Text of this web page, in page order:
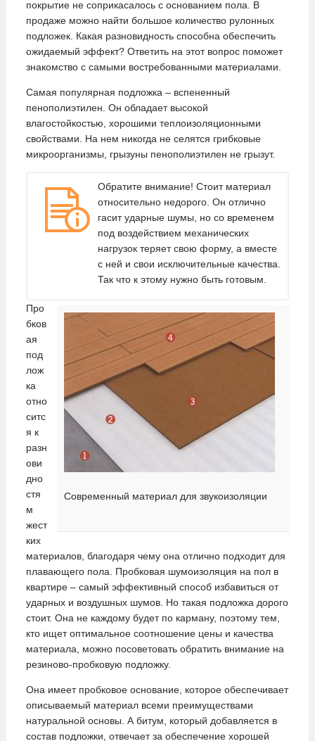
покрытие не соприкасалось с основанием пола. В
продаже можно найти большое количество рулонных
подложек. Какая разновидность способна обеспечить
ожидаемый эффект? Ответить на этот вопрос поможет
знакомство с самыми востребованными материалами.
Самая популярная подложка – вспененный
пенополиэтилен. Он обладает высокой
влагостойкостью, хорошими теплоизоляционными
свойствами. На нем никогда не селятся грибковые
микроорганизмы, грызуны пенополиэтилен не грызут.
Обратите внимание! Стоит материал
относительно недорого. Он отлично
гасит ударные шумы, но со временем
под воздействием механических
нагрузок теряет свою форму, а вместе
с ней и свои исключительные качества.
Так что к этому нужно быть готовым.
Современный материал для звукоизоляции
Про
бков
ая
под
лож
ка
отно
ситс
я к
разн
ови
дно
стя
м
жест
ких
материалов, благодаря чему она отлично подходит для
плавающего пола. Пробковая шумоизоляция на пол в
квартире – самый эффективный способ избавиться от
ударных и воздушных шумов. Но такая подложка дорого
стоит. Она не каждому будет по карману, поэтому тем,
кто ищет оптимальное соотношение цены и качества
материала, можно посоветовать обратить внимание на
резиново-пробковую подложку.
Она имеет пробковое основание, которое обеспечивает
описываемый материал всеми преимуществами
натуральной основы. А битум, который добавляется в
состав подложки, отвечает за обеспечение хорошей